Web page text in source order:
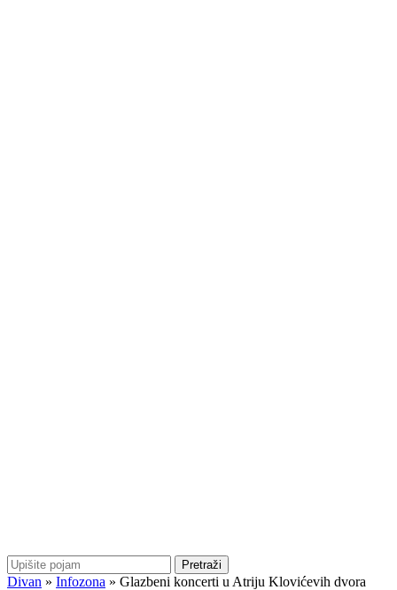
Pretraži
Divan » Infozona » Glazbeni koncerti u Atriju Klovićevih dvora